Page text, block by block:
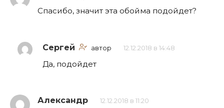
Спасибо, значит эта обойма подойдет?
Сергей автор 12.12.2018 в 14:48
Да, подойдет
Александр 12.12.2018 в 11:20